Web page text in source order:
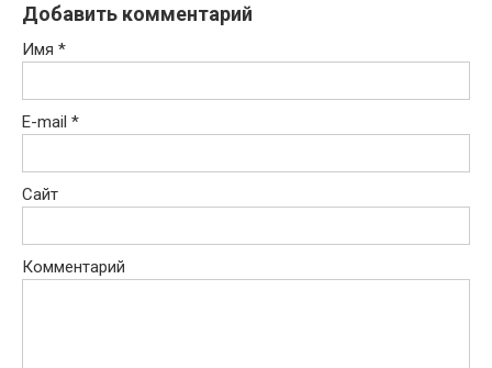
Добавить комментарий
Имя *
E-mail *
Сайт
Комментарий